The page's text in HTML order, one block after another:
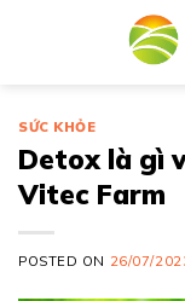
SỨC KHỎE
Detox là gì
Vitec Farm
POSTED ON 26/07/